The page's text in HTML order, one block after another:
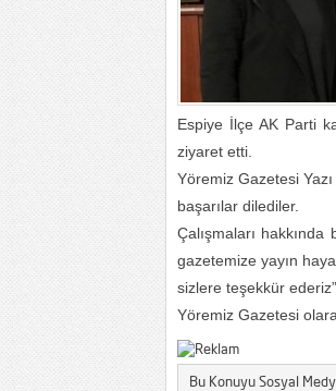
Espiye İlçe AK Parti
ziyaret etti.
Yöremiz Gazetesi
başarılar dilediler.
Çalışmaları
gazetemize yayın
sizlere teşekkür
Yöremiz Gazetesi
Bu Konuyu Sosyal